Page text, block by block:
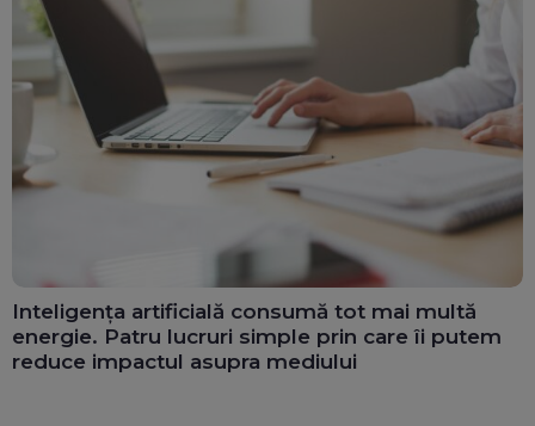
Inteligența artificială consumă tot mai multă
energie. Patru lucruri simple prin care îi putem
reduce impactul asupra mediului